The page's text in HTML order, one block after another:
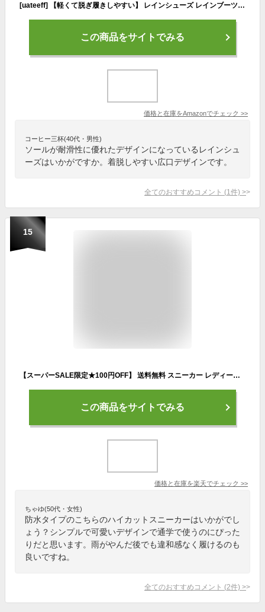
[uateeff] 【軽くて脱ぎ履きしやすい】 レインシューズ レインブーツ レディース 防水シューズ 雨靴 【アウトドアにもぴったり×可愛いデザイン】 (ホワイト, 23.5 cm)
この商品をサイトでみる
価格と在庫をAmazonでチェック >>
コーヒー三杯(40代・男性)
ソールが耐滑性に優れたデザインになっているレインシュ
ーズはいかがですか。着脱しやすい広口デザインです。
全てのおすすめコメント (1 件) >
15
【スーパーSALE限定★100円OFF】 送料無料 スニーカー レディース 靴 女性 ハイカット 黒 ブラック 白 ホワイト 防水 雨 雨の日 滑らない 幅広 ワイズ 3E 相当 クッション 取り外せるインソール 仕事 通学 学校 雪 冬 無地 カジュアル きれいめ ラーキンス LARKINS L-7590
この商品をサイトでみる
価格と在庫を楽天でチェック >>
ちゃゆ(50代・女性)
防水タイプのこちらのハイカットスニーカーはいかがでし
ょう？シンプルで可愛いデザインで通学で使うのにぴった
りだと思います。雨がやんだ後でも違和感なく履けるのも
良いですね。
全てのおすすめコメント (2件) >